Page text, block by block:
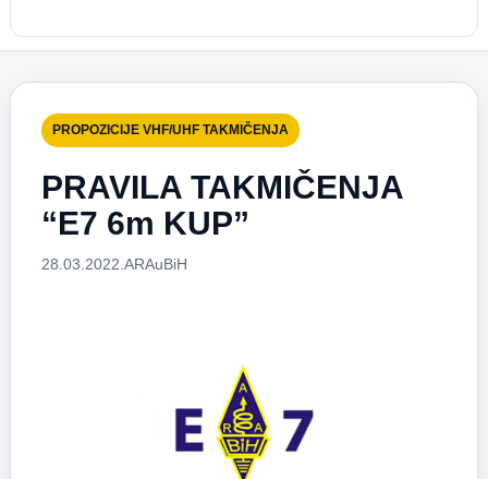
PROPOZICIJE VHF/UHF TAKMIČENJA
PRAVILA TAKMIČENJA
“E7 6m KUP”
28.03.2022. ARAuBiH